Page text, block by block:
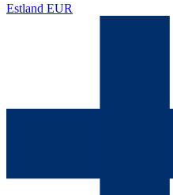
Estland EUR